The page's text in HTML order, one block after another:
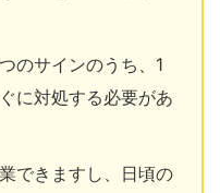
のサインのうち、1
に対処する必要があ
できますし、日頃の